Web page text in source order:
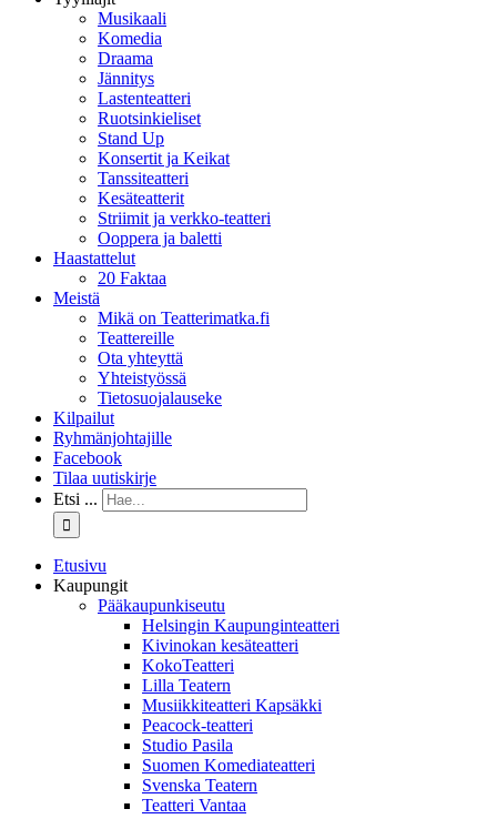
Musikaali
Komedia
Draama
Jännitys
Lastenteatteri
Ruotsinkieliset
Stand Up
Konsertit ja Keikat
Tanssiteatteri
Kesäteatterit
Striimit ja verkko-teatteri
Ooppera ja baletti
Haastattelut
20 Faktaa
Meistä
Mikä on Teatterimatka.fi
Teattereille
Ota yhteyttä
Yhteistyössä
Tietosuojalauseke
Kilpailut
Ryhmänjohtajille
Facebook
Tilaa uutiskirje
Etsi ...
Etusivu
Kaupungit
Pääkaupunkiseutu
Helsingin Kaupunginteatteri
Kivinokan kesäteatteri
KokoTeatteri
Lilla Teatern
Musiikkiteatteri Kapsäkki
Peacock-teatteri
Studio Pasila
Suomen Komediateatteri
Svenska Teatern
Teatteri Vantaa